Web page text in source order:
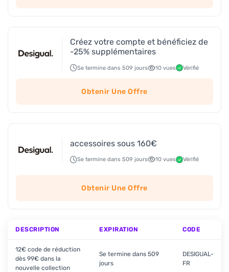
Créez votre compte et bénéficiez de
-25% supplémentaires
Se termine dans 509 jours 10 vues Vérifié
Obtenir Une Offre
accessoires sous 160€
Se termine dans 509 jours 10 vues Vérifié
Obtenir Une Offre
DESCRIPTION EXPIRATION CODE
12€ code de réduction
dès 99€ dans la
nouvelle collection
Se termine dans 509
jours
DESIGUAL-
FR